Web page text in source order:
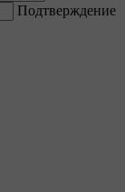
Подтверждение